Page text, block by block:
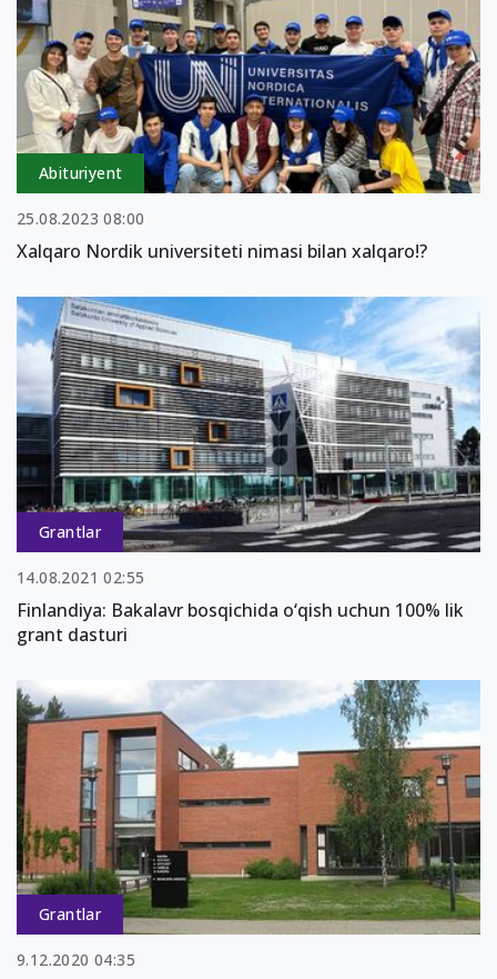
Abituriyent
25.08.2023 08:00
Xalqaro Nordik universiteti nimasi bilan xalqaro!?
Grantlar
14.08.2021 02:55
Finlandiya: Bakalavr bosqichida o‘qish uchun 100% lik
grant dasturi
Grantlar
9.12.2020 04:35